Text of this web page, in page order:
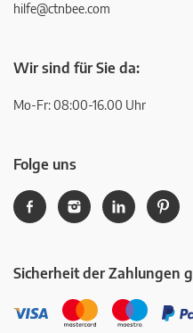
hilfe@ctnbee.com
Wir sind für Sie da:
Mo-Fr: 08:00-16.00 Uhr
Folge uns
Sicherheit der Zahlungen